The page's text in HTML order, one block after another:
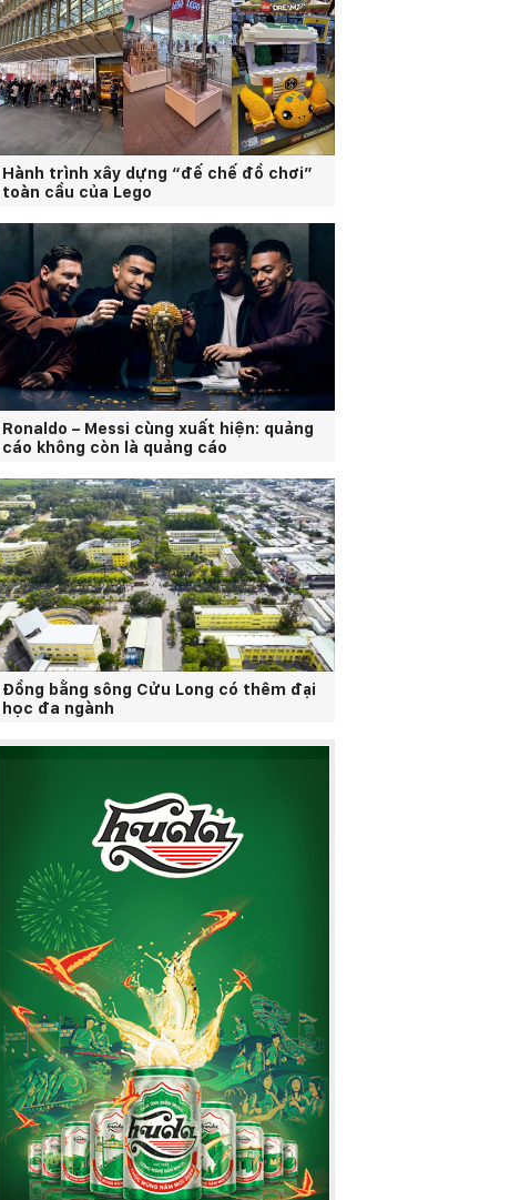
Hành trình xây dựng “đế chế đồ chơi”
toàn cầu của Lego
Ronaldo – Messi cùng xuất hiện: quảng
cáo không còn là quảng cáo
Đồng bằng sông Cửu Long có thêm đại
học đa ngành